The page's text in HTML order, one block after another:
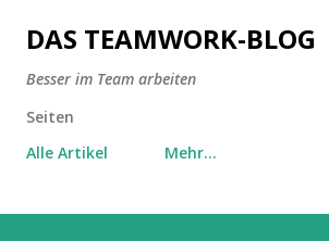
Direkt zum Hauptbereich
DAS TEAMWORK-BLOG
Besser im Team arbeiten
Seiten
Alle Artikel
Mehr…